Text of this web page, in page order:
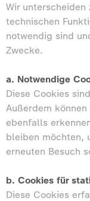
Wir
technischen
notwendig sind
Zwecke.
a. Notwendige
Diese Cookies
Außerdem
ebenfalls
bleiben möchten,
erneuten Besuch
b. Cookies für
Diese Cookies